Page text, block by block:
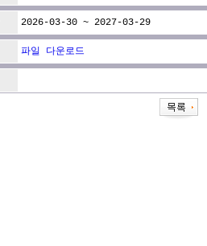
2026-03-30 ~ 2027-03-29
파일 다운로드